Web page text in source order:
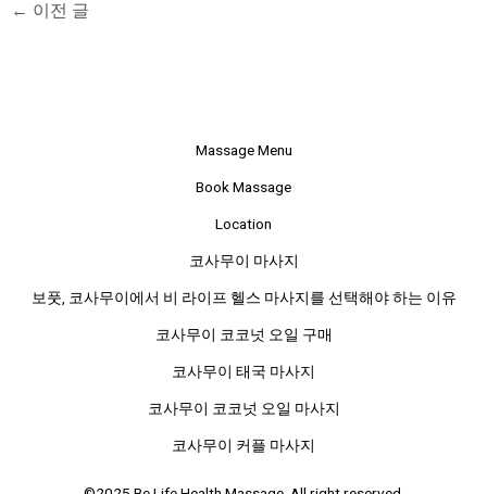
← 이전 글
Massage Menu
Book Massage
Location
코사무이 마사지
보풋, 코사무이에서 비 라이프 헬스 마사지를 선택해야 하는 이유
코사무이 코코넛 오일 구매
코사무이 태국 마사지
코사무이 코코넛 오일 마사지
코사무이 커플 마사지